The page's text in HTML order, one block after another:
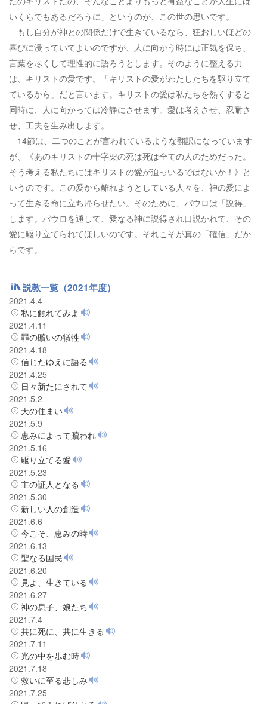
いくらでもあるだろうに」というのが、この世の思いです。
もし自分が神との関係だけで生きているなら、狂おしいほどの
喜びに浸っていてよいのですが、人に向かう時には正気を保ち、
言葉を尽くして理性的に語ろうとします。そのように整える力
は、キリストの愛です。「キリストの愛がわたしたちを駆り立て
ているから」だと言います。キリストの愛は私たちを熱くすると
同時に、人に向かっては冷静にさせます。愛は考えさせ、忍耐さ
せ、工夫を生み出します。
14節は、二つのことが言われているような翻訳になっています
が、《あのキリストの十字架の死は死は全ての人のためだった。
そう考える私たちにはキリストの愛が迫っいるではないか！》と
いうのです。この愛から離れようとしている人々を、神の愛によ
って生きる命に立ち帰らせたい。そのために、パウロは「説得」
します。パウロを通して、愛なる神に説得され口説かれて、その
愛に駆り立てられてほしいのです。それこそが真の「確信」だか
らです。
説教一覧（2021年度）
2021.4.4
私に触れてみよ
2021.4.11
罪の贖いの犠牲
2021.4.18
信じたゆえに語る
2021.4.25
日々新たにされて
2021.5.2
天の住まい
2021.5.9
恵みによって贖われ
2021.5.16
駆り立てる愛
2021.5.23
主の証人となる
2021.5.30
新しい人の創造
2021.6.6
今こそ、恵みの時
2021.6.13
聖なる国民
2021.6.20
見よ、生きている
2021.6.27
神の息子、娘たち
2021.7.4
共に死に、共に生きる
2021.7.11
光の中を歩む時
2021.7.18
救いに至る悲しみ
2021.7.25